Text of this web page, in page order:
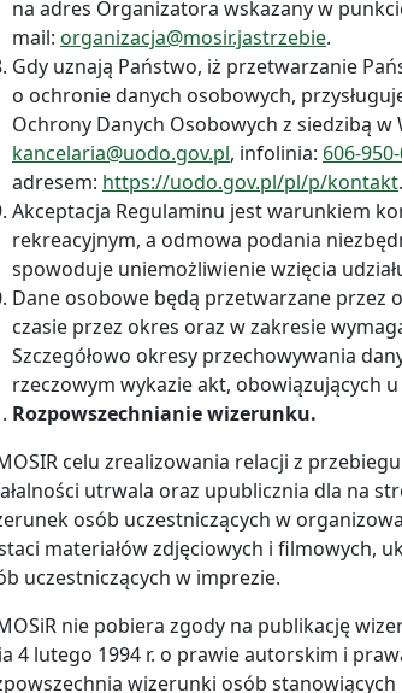
na adres Organizatora wskazany w
mail: organizacja@mosir.jastrzebie.
Gdy uznają Państwo, iż przetwarzanie
o ochronie danych osobowych,
Ochrony Danych Osobowych z siedzibą
kancelaria@uodo.gov.pl, infolinia: 606-
adresem: https://uodo.gov.pl/pl/p/kontakt.
Akceptacja Regulaminu jest warunkiem
rekreacyjnym, a odmowa podania
spowoduje uniemożliwienie wzięcia
Dane osobowe będą przetwarzane przez
czasie przez okres oraz w zakresie
Szczegółowo okresy przechowywania
rzeczowym wykazie akt, obowiązujących
Rozpowszechnianie wizerunku.
celu zrealizowania relacji z
utrwala oraz upublicznia dla na
osób uczestniczących w
materiałów zdjęciowych i filmowych,
uczestniczących w imprezie.
nie pobiera zgody na publikację
4 lutego 1994 r. o prawie autorskim i
wizerunki osób